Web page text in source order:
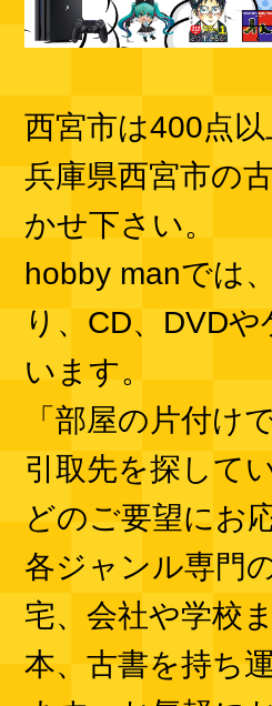
西宮市は400点
兵庫県西宮市の
かせ下さい。
hobby manでは
り、CD、DVD
います。
「部屋の片付け
引取先を探して
どのご要望にお
各ジャンル専門
宅、会社や学校
本、古書を持ち